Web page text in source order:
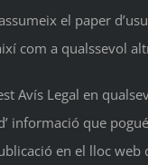
el paper
com a qualssevol
Avís Legal en
informació que
en el lloc web